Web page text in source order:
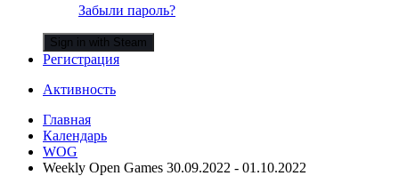
Забыли пароль?
Sign in with Steam
Регистрация
Активность
Главная
Календарь
WOG
Weekly Open Games 30.09.2022 - 01.10.2022